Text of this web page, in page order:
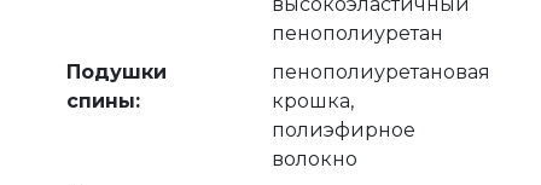
пенополиуретан
Подушки
спины:
пенополиуретановая
крошка,
полиэфирное
волокно